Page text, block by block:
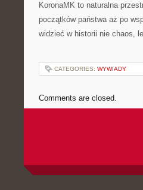
KoronaMK to naturalna
początków państwa aż po
widzieć w historii nie chaos,
CATEGORIES: WYWIADY
Comments are closed.